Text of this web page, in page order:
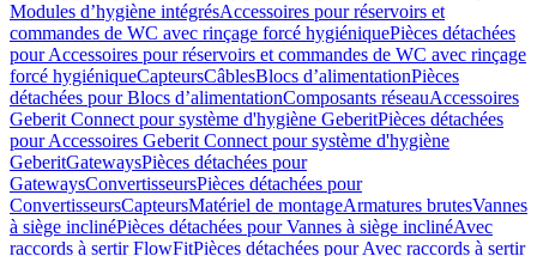
Modules d’hygiène intégrésAccessoires pour réservoirs et
commandes de WC avec rinçage forcé hygiéniquePièces détachées
pour Accessoires pour réservoirs et commandes de WC avec rinçage
forcé hygiéniqueCapteursCâblesBlocs d’alimentationPièces
détachées pour Blocs d’alimentationComposants réseauAccessoires
Geberit Connect pour système d'hygiène GeberitPièces détachées
pour Accessoires Geberit Connect pour système d'hygiène
GeberitGatewaysPièces détachées pour
GatewaysConvertisseursPièces détachées pour
ConvertisseursCapteursMatériel de montageArmatures brutesVannes
à siège inclinéPièces détachées pour Vannes à siège inclinéAvec
raccords à sertir FlowFitPièces détachées pour Avec raccords à sertir